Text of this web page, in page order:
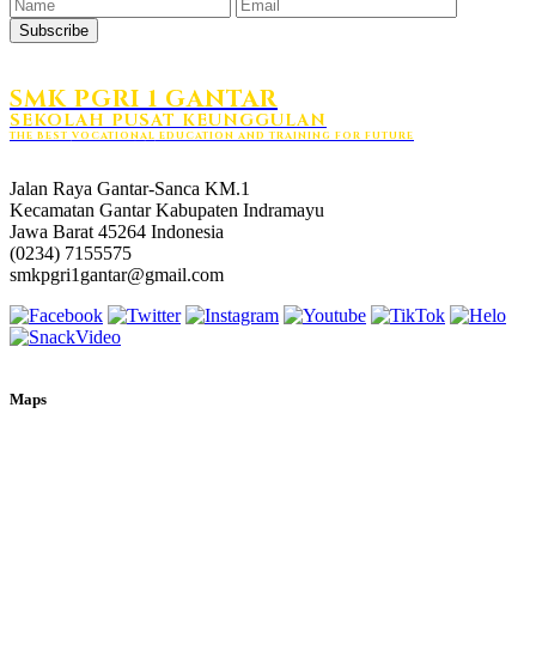
Subscribe
SMK PGRI 1 GANTAR
SEKOLAH PUSAT KEUNGGULAN
THE BEST VOCATIONAL EDUCATION AND TRAINING FOR FUTURE
HUBUNGI KAMI
Jalan Raya Gantar-Sanca KM.1
Kecamatan Gantar Kabupaten Indramayu
Jawa Barat 45264 Indonesia
(0234) 7155575
smkpgri1gantar@gmail.com
Maps